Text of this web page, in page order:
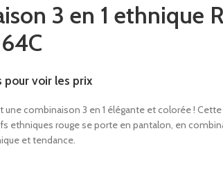
3 en 1 ethnique
voir les prix
combinaison 3 en 1 élégante et colorée ! Cette
ethniques rouge se porte en pantalon, en
et tendance.